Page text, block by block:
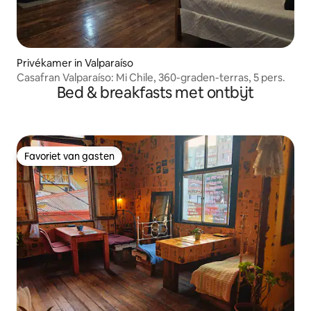
Privékamer in Valparaíso
Casafran Valparaíso: Mi Chile, 360-graden-terras, 5 pers.
Bed & breakfasts met ontbijt
Favoriet van gasten
Favoriet van gasten